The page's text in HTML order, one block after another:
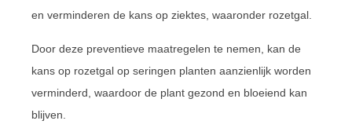
en verminderen de kans op ziektes, waaronder rozetgal.
Door deze preventieve maatregelen te nemen, kan de
kans op rozetgal op seringen planten aanzienlijk worden
verminderd, waardoor de plant gezond en bloeiend kan
blijven.